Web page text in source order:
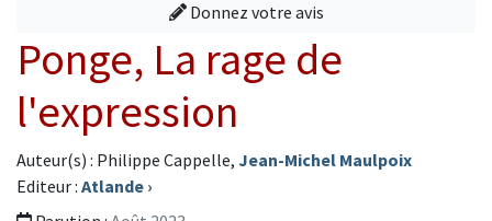
Donnez votre avis
Ponge, La rage de
l'expression
Auteur(s) : Philippe Cappelle, Jean-Michel Maulpoix
Editeur : Atlande ›